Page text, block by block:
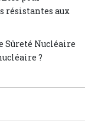
résistantes aux
Sûreté Nucléaire
?